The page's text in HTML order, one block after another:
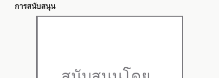
การสนับสนุน